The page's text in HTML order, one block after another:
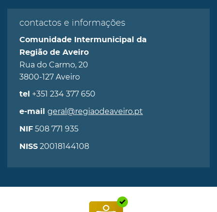
contactos e informações
Comunidade Intermunicipal da
Região de Aveiro
Rua do Carmo, 20
3800-127 Aveiro
tel +351 234 377 650
e-mail geral@regiaodeaveiro.pt
NIF 508 771 935
NISS 20018144108